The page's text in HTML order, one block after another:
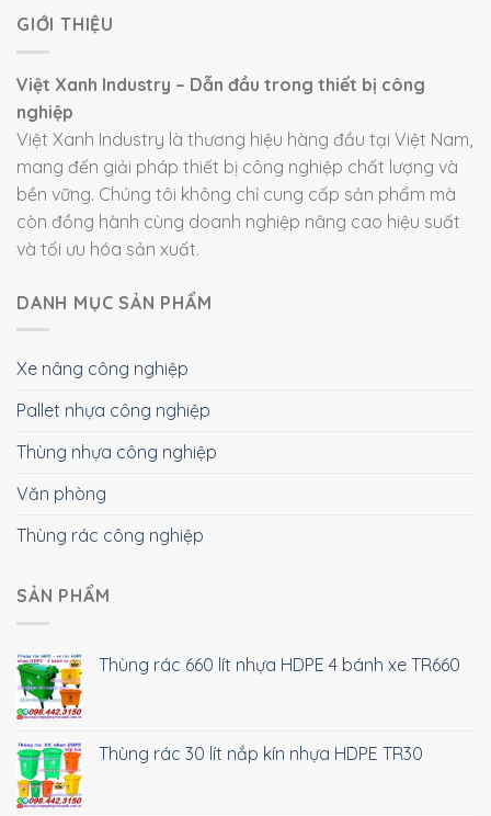
GIỚI THIỆU
Việt Xanh Industry – Dẫn đầu trong thiết bị công
nghiệp
Việt Xanh Industry là thương hiệu hàng đầu tại Việt Nam,
mang đến giải pháp thiết bị công nghiệp chất lượng và
bền vững. Chúng tôi không chỉ cung cấp sản phẩm mà
còn đồng hành cùng doanh nghiệp nâng cao hiệu suất
và tối ưu hóa sản xuất.
DANH MỤC SẢN PHẨM
Xe nâng công nghiệp
Pallet nhựa công nghiệp
Thùng nhựa công nghiệp
Văn phòng
Thùng rác công nghiệp
SẢN PHẨM
Thùng rác 660 lít nhựa HDPE 4 bánh xe TR660
Thùng rác 30 lít nắp kín nhựa HDPE TR30